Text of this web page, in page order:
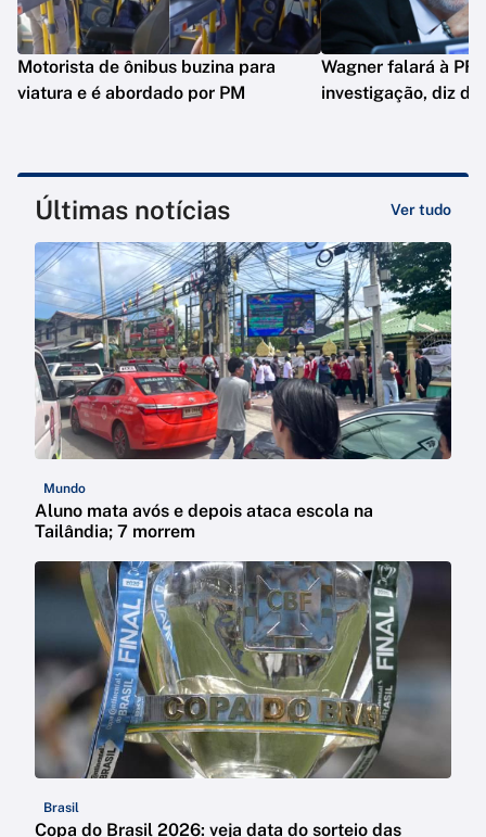
Motorista de ônibus buzina para
viatura e é abordado por PM
Wagner falará à PF
investigação, diz
Últimas notícias Ver tudo
Mundo
Aluno mata avós e depois ataca escola na
Tailândia; 7 morrem
Brasil
Copa do Brasil 2026: veja data do sorteio das